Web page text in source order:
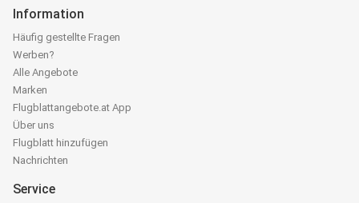
Information
Häufig gestellte Fragen
Werben?
Alle Angebote
Marken
Flugblattangebote.at App
Über uns
Flugblatt hinzufügen
Nachrichten
Service